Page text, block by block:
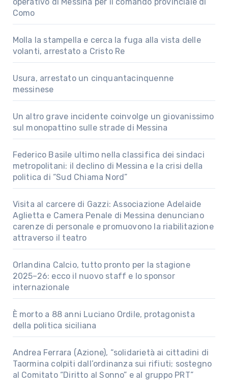
operativo di Messina per il comando provinciale di
Como
Molla la stampella e cerca la fuga alla vista delle
volanti, arrestato a Cristo Re
Usura, arrestato un cinquantacinquenne
messinese
Un altro grave incidente coinvolge un giovanissimo
sul monopattino sulle strade di Messina
Federico Basile ultimo nella classifica dei sindaci
metropolitani: il declino di Messina e la crisi della
politica di “Sud Chiama Nord”
Visita al carcere di Gazzi: Associazione Adelaide
Aglietta e Camera Penale di Messina denunciano
carenze di personale e promuovono la riabilitazione
attraverso il teatro
Orlandina Calcio, tutto pronto per la stagione
2025–26: ecco il nuovo staff e lo sponsor
internazionale
È morto a 88 anni Luciano Ordile, protagonista
della politica siciliana
Andrea Ferrara (Azione), “solidarietà ai cittadini di
Taormina colpiti dall’ordinanza sui rifiuti; sostegno
al Comitato “Diritto al Sonno” e al gruppo PRT”